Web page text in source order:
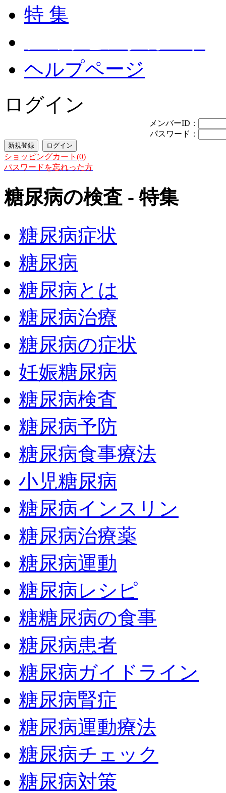
特 集
ヘルプページ
ログイン
メンバーID：
パスワード：
ショッピングカート(0)
パスワードを忘れった方
糖尿病の検査 - 特集
糖尿病症状
糖尿病
糖尿病とは
糖尿病治療
糖尿病の症状
妊娠糖尿病
糖尿病検査
糖尿病予防
糖尿病食事療法
小児糖尿病
糖尿病インスリン
糖尿病治療薬
糖尿病運動
糖尿病レシピ
糖糖尿病の食事
糖尿病患者
糖尿病ガイドライン
糖尿病腎症
糖尿病運動療法
糖尿病チェック
糖尿病対策